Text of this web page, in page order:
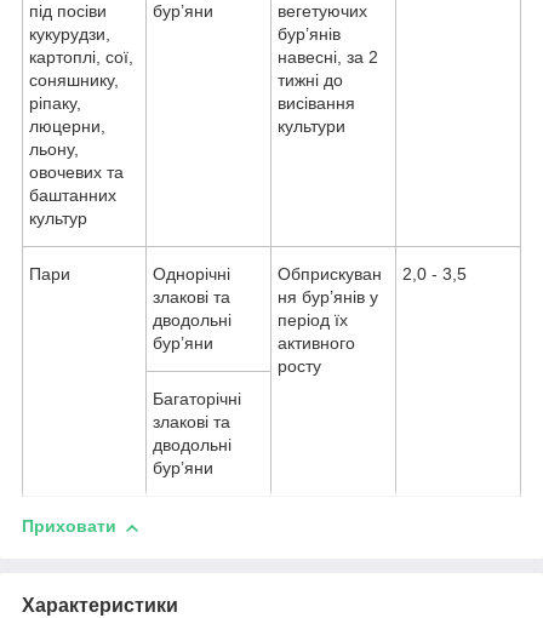
під посіви
кукурудзи,
картоплі, сої,
соняшнику,
ріпаку,
люцерни,
льону,
овочевих та
баштанних
культур
бур’яни
вегетуючих
бур’янів
навесні, за 2
тижні до
висівання
культури
Пари
Однорічні
злакові та
дводольні
бур’яни
Обприскуван
ня бур’янів у
період їх
активного
росту
2,0 - 3,5
Багаторічні
злакові та
дводольні
бур’яни
Приховати
Характеристики